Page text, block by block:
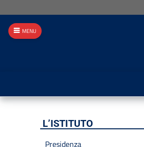
L’ISTITUTO
Presidenza
MENU